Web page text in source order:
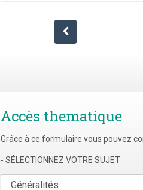
Pagination
des
Accès thematique
Grâce à ce formulaire vous pouvez
- SÉLECTIONNEZ VOTRE SUJET